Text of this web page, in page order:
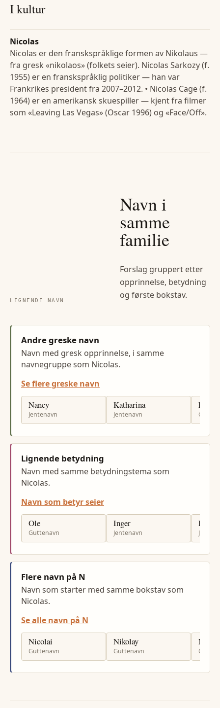
I kultur
Nicolas
Nicolas er den franskspråklige formen av Nikolaus —
fra gresk «nikolaos» (folkets seier). Nicolas Sarkozy (f.
1955) er en franskspråklig politiker — han var
Frankrikes president fra 2007–2012. • Nicolas Cage (f.
1964) er en amerikansk skuespiller — kjent fra filmer
som «Leaving Las Vegas» (Oscar 1996) og «Face/Off».
LIGNENDE NAVN
Navn i
samme
familie
Forslag gruppert etter
opprinnelse, betydning
og første bokstav.
Andre greske navn
Navn med gresk opprinnelse, i samme
navnegruppe som Nicolas.
Se flere greske navn
Nancy
Jentenavn
Katharina
Jentenavn
Luka
Lignende betydning
Navn med samme betydningstema som
Nicolas.
Navn som betyr seier
Ole
Guttenavn
Inger
Jentenavn
Hilde
Flere navn på N
Navn som starter med samme bokstav som
Nicolas.
Se alle navn på N
Nicolai
Guttenavn
Nikolay
Guttenavn
Niclas